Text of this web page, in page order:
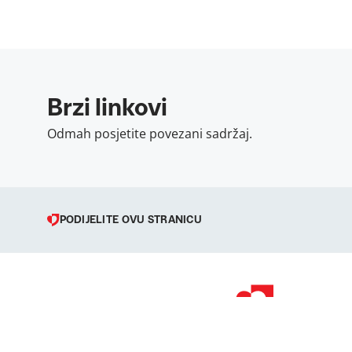
Brzi linkovi
Odmah posjetite povezani sadržaj.
PODIJELITE OVU STRANICU